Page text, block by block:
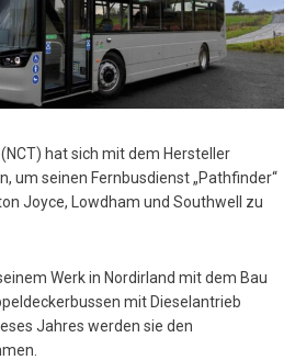
hat sich mit dem Hersteller
um seinen Fernbusdienst „Pathfinder“
Joyce, Lowdham und Southwell zu
Werk in Nordirland mit dem Bau
mit Dieselantrieb
Jahres werden sie den